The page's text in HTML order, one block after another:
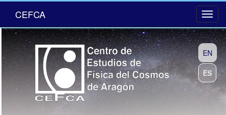
CEFCA
EN
ES